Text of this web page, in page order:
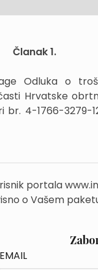
Članak 1.
Odluka o
Hrvatske
4-1766-3279-
portala
o Vašem
EMAIL